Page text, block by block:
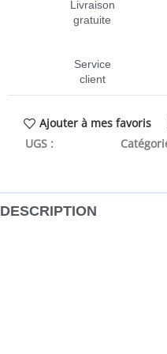
Livraison
gratuite
Service
client
Ajouter à mes favoris
UGS :
DESCRIPTION